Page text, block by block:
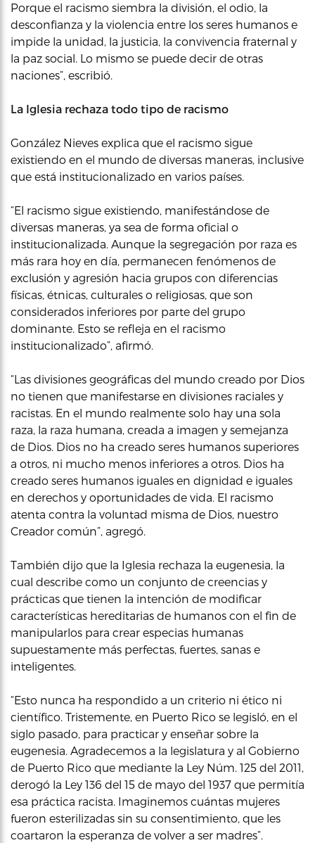
Porque el racismo siembra la división, el odio, la
desconfianza y la violencia entre los seres humanos e
impide la unidad, la justicia, la convivencia fraternal y
la paz social. Lo mismo se puede decir de otras
naciones”, escribió.
La Iglesia rechaza todo tipo de racismo
González Nieves explica que el racismo sigue
existiendo en el mundo de diversas maneras, inclusive
que está institucionalizado en varios países.
“El racismo sigue existiendo, manifestándose de
diversas maneras, ya sea de forma oficial o
institucionalizada. Aunque la segregación por raza es
más rara hoy en día, permanecen fenómenos de
exclusión y agresión hacia grupos con diferencias
físicas, étnicas, culturales o religiosas, que son
considerados inferiores por parte del grupo
dominante. Esto se refleja en el racismo
institucionalizado”, afirmó.
“Las divisiones geográficas del mundo creado por Dios
no tienen que manifestarse en divisiones raciales y
racistas. En el mundo realmente solo hay una sola
raza, la raza humana, creada a imagen y semejanza
de Dios. Dios no ha creado seres humanos superiores
a otros, ni mucho menos inferiores a otros. Dios ha
creado seres humanos iguales en dignidad e iguales
en derechos y oportunidades de vida. El racismo
atenta contra la voluntad misma de Dios, nuestro
Creador común”, agregó.
También dijo que la Iglesia rechaza la eugenesia, la
cual describe como un conjunto de creencias y
prácticas que tienen la intención de modificar
características hereditarias de humanos con el fin de
manipularlos para crear especias humanas
supuestamente más perfectas, fuertes, sanas e
inteligentes.
“Esto nunca ha respondido a un criterio ni ético ni
científico. Tristemente, en Puerto Rico se legisló, en el
siglo pasado, para practicar y enseñar sobre la
eugenesia. Agradecemos a la legislatura y al Gobierno
de Puerto Rico que mediante la Ley Núm. 125 del 2011,
derogó la Ley 136 del 15 de mayo del 1937 que permitía
esa práctica racista. Imaginemos cuántas mujeres
fueron esterilizadas sin su consentimiento, que les
coartaron la esperanza de volver a ser madres”.